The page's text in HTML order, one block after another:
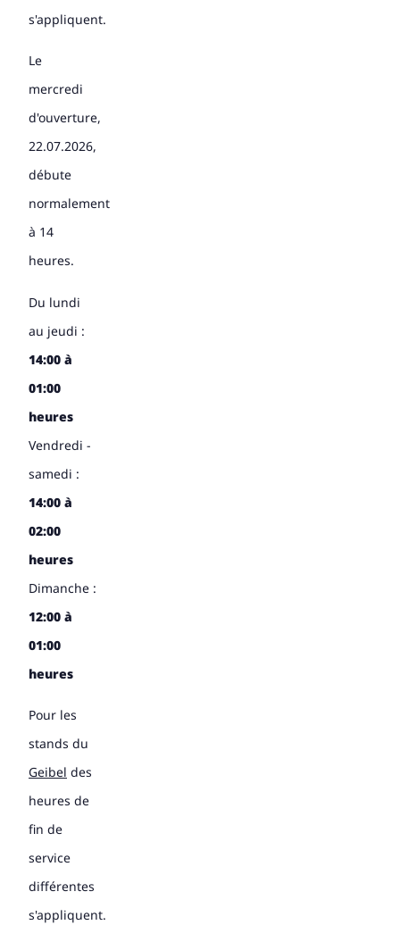
s'appliquent.
Le
mercredi
d'ouverture,
22.07.2026,
débute
normalement
à 14
heures.
Du lundi
au jeudi :
14:00 à
01:00
heures
Vendredi -
samedi :
14:00 à
02:00
heures
Dimanche :
12:00 à
01:00
heures
Pour les
stands du
Geibel des
heures de
fin de
service
différentes
s'appliquent.